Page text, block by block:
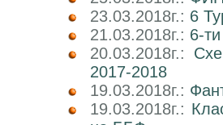
23.03.2018г.: 6
21.03.2018г.: 6-
20.03.2018г.:
2017-2018
19.03.2018г.:
19.03.2018г.: